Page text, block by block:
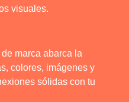
visuales.
marca abarca la
colores, imágenes y
sólidas con tu